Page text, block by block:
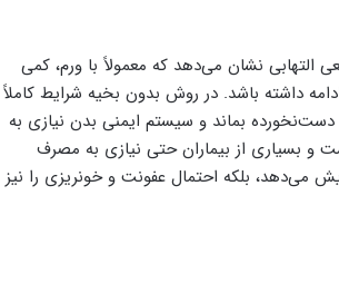
نشان می‌دهد که معمولاً با ورم، کمی
داشته باشد. در روش بدون بخیه شرایط کاملاً
بماند و سیستم ایمنی بدن نیازی به
و بسیاری از بیماران حتی نیازی به مصرف
می‌دهد، بلکه احتمال عفونت و خونریزی را نیز